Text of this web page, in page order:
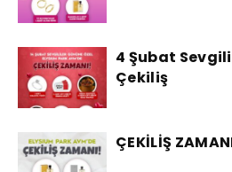
4 Şubat
Çekiliş
ÇEKİLİŞ